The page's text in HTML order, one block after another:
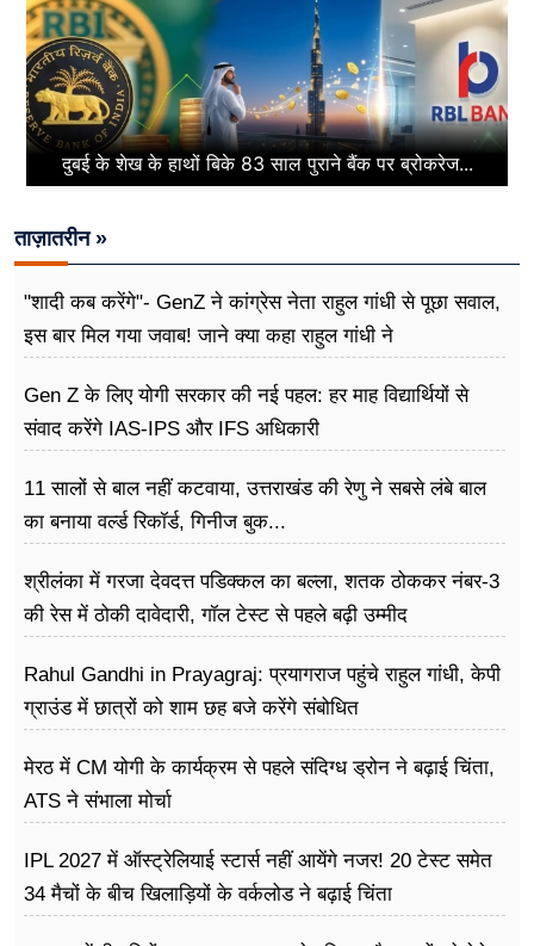
दुबई के शेख के हाथों बिके 83 साल पुराने बैंक पर ब्रोकरेज...
ताज़ातरीन »
"शादी कब करेंगे"- GenZ ने कांग्रेस नेता राहुल गांधी से पूछा सवाल,
इस बार मिल गया जवाब! जाने क्या कहा राहुल गांधी ने
Gen Z के लिए योगी सरकार की नई पहल: हर माह विद्यार्थियों से
संवाद करेंगे IAS-IPS और IFS अधिकारी
11 सालों से बाल नहीं कटवाया, उत्तराखंड की रेणु ने सबसे लंबे बाल
का बनाया वर्ल्ड रिकॉर्ड, गिनीज बुक...
श्रीलंका में गरजा देवदत्त पडिक्कल का बल्ला, शतक ठोककर नंबर-3
की रेस में ठोकी दावेदारी, गॉल टेस्ट से पहले बढ़ी उम्मीद
Rahul Gandhi in Prayagraj: प्रयागराज पहुंचे राहुल गांधी, केपी
ग्राउंड में छात्रों को शाम छह बजे करेंगे संबोधित
मेरठ में CM योगी के कार्यक्रम से पहले संदिग्ध ड्रोन ने बढ़ाई चिंता,
ATS ने संभाला मोर्चा
IPL 2027 में ऑस्ट्रेलियाई स्टार्स नहीं आयेंगे नजर! 20 टेस्ट समेत
34 मैचों के बीच खिलाड़ियों के वर्कलोड ने बढ़ाई चिंता